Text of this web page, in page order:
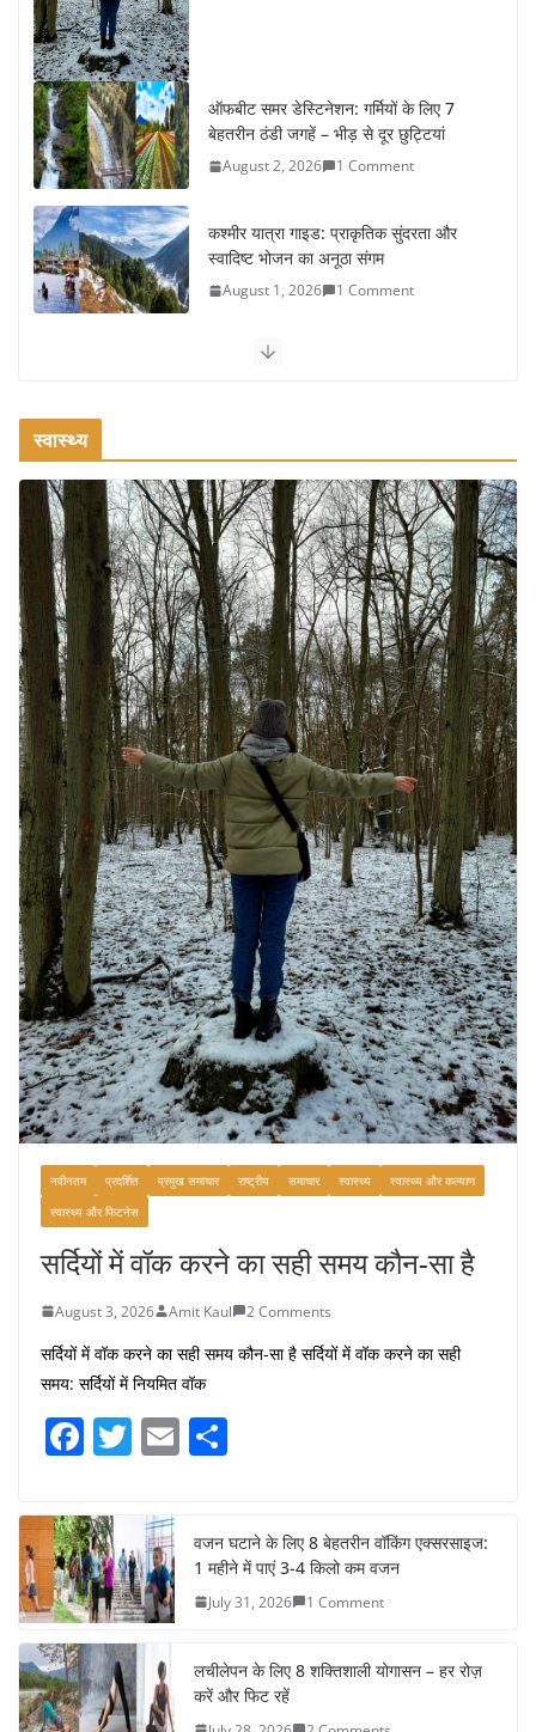
ऑफबीट समर डेस्टिनेशन: गर्मियों के लिए 7
बेहतरीन ठंडी जगहें – भीड़ से दूर छुट्टियां
August 2, 2026 1 Comment
कश्मीर यात्रा गाइड: प्राकृतिक सुंदरता और
स्वादिष्ट भोजन का अनूठा संगम
August 1, 2026 1 Comment
वजन घटाने के लिए 8 बेहतरीन वॉकिंग
रामेश्वरम यात्रा गाइड: पवित्र तीर्थ स्थल, दर्शन स्थल और पहुंच मार्ग
July 30, 2026 1 Comment
खाने के शौकीनों के लिए कश्मीर के 5 बेहतरीन
स्वादिष्ट व्यंजन
August 6, 2026 1 Comment
स्वास्थ्य
नवीनतम प्रदर्शित प्रमुख समाचार राष्ट्रीय समाचार स्वास्थ्य
स्वास्थ्य और कल्याण
स्वास्थ्य और फिटनेस
सर्दियों में वॉक करने का सही समय कौन-सा है
August 3, 2026 Amit Kaul 2 Comments
सर्दियों में वॉक करने का सही समय कौन-सा है सर्दियों में वॉक करने का सही
समय: सर्दियों में नियमित वॉक
F
c
e
b
o
o
k
T
itt
er
E
e
वजन घटाने के लिए 8 बेहतरीन वॉकिंग एक्सरसाइज:
1 महीने में पाएं 3-4 किलो कम वजन
July 31, 2026 1 Comment
लचीलेपन के लिए 8 शक्तिशाली योगासन – हर रोज़
करें और फिट रहें